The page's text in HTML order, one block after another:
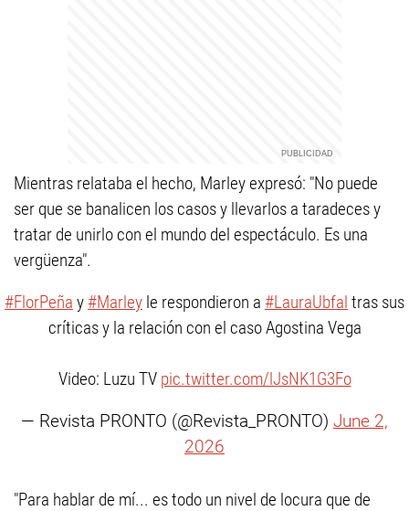
Mientras relataba el hecho, Marley expresó: "No puede
ser que se banalicen los casos y llevarlos a taradeces y
tratar de unirlo con el mundo del espectáculo. Es una
vergüenza".
#FlorPeña y #Marley le respondieron a #LauraUbfal tras sus
críticas y la relación con el caso Agostina Vega
Video: Luzu TV pic.twitter.com/lJsNK1G3Fo
— Revista PRONTO (@Revista_PRONTO) June 2,
2026
"Para hablar de mí... es todo un nivel de locura que de